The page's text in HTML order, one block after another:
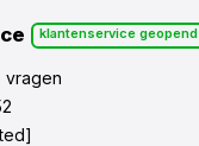
klantenservice geopend
vragen